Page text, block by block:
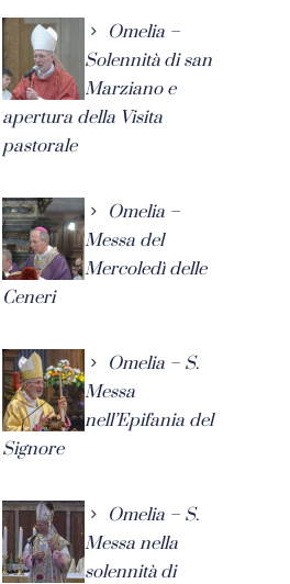
Omelia –
Solennità di san
Marziano e
apertura della Visita
pastorale
Omelia –
Messa del
Mercoledì delle
Ceneri
Omelia – S.
Messa
nell’Epifania del
Signore
Omelia – S.
Messa nella
solennità di